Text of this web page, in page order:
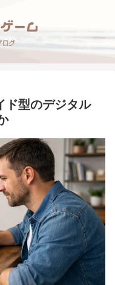
ド型のデジタル